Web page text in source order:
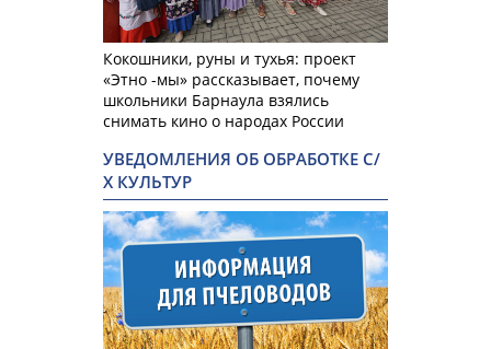
Кокошники, руны и тухья: проект
«Этно -мы» рассказывает, почему
школьники Барнаула взялись
снимать кино о народах России
УВЕДОМЛЕНИЯ ОБ ОБРАБОТКЕ С/
Х КУЛЬТУР